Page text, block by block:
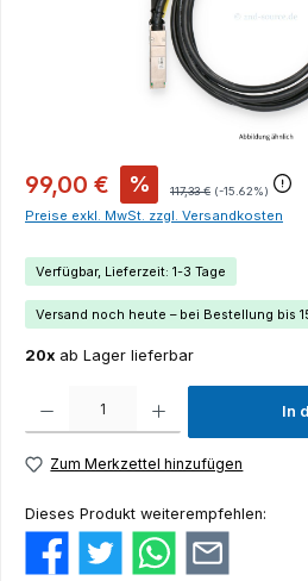
99,00 € % 117,33 € (-15.62%)
Preise exkl. MwSt. zzgl. Versandkosten
Verfügbar, Lieferzeit: 1-3 Tage
Versand noch heute – bei Bestellung bis
20x ab Lager lieferbar
Produkt Anzahl: Gib den gewünschten Wert ein
In
Zum Merkzettel hinzufügen
Dieses Produkt weiterempfehlen: